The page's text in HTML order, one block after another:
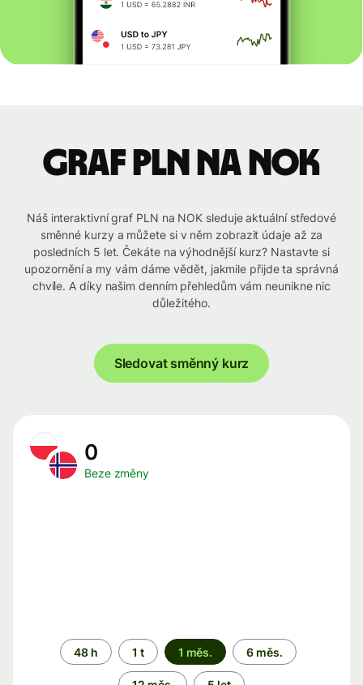
graf PLN na NOK
Náš interaktivní graf PLN na NOK sleduje aktuální středové
směnné kurzy a můžete si v něm zobrazit údaje až za
posledních 5 let. Čekáte na výhodnější kurz? Nastavte si
upozornění a my vám dáme vědět, jakmile přijde ta správná
chvíle. A díky našim denním přehledům vám neunikne nic
důležitého.
Sledovat směnný kurz
0
Beze změny
Časové
období
48 h 1 t 1 měs. 6 měs.